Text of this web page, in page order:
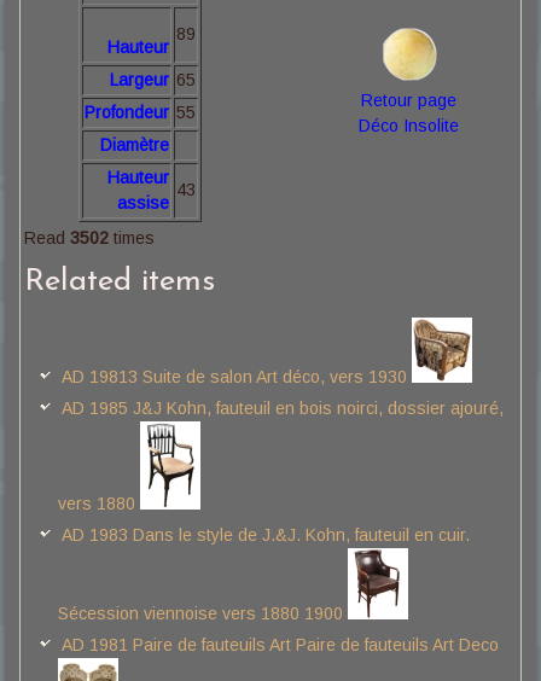
Hauteur
89
Largeur 65
Profondeur 55
Diamètre
Hauteur
assise
43
Retour page
Déco Insolite
Read3502 times
Related items
AD 19813 Suite de salon Art déco, vers 1930
AD 1985 J&J Kohn, fauteuil en bois noirci, dossier ajouré,
vers 1880
AD 1983 Dans le style de J.&J. Kohn, fauteuil en cuir.
Sécession viennoise vers 1880 1900
AD 1981 Paire de fauteuils Art Paire de fauteuils Art Deco